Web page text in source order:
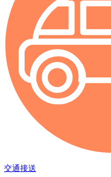
交通接送